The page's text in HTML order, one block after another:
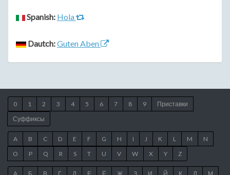
Spanish: Hola
Dautch:Guten Aben
0 1 2 3 4 5 6 7 8 9
Приставки
Суффиксы
A B C D E F G H I J K L M
N
O
P Q R S T U V W X Y Z